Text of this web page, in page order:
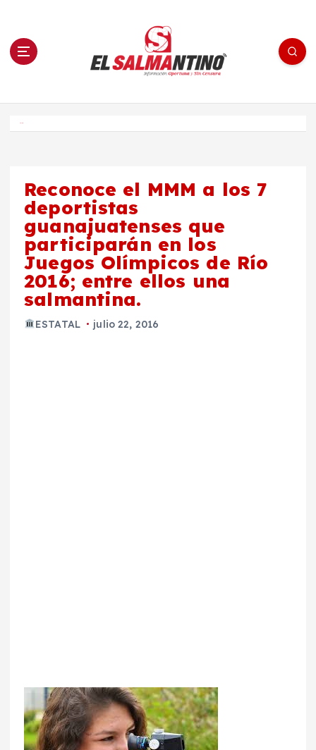
n El Salmantino - medios/noticias/editorial
Reconoce el MMM a los 7
deportistas
guanajuatenses que
participarán en los
Juegos Olímpicos de Río
2016; entre ellos una
salmantina.
ESTATAL julio 22, 2016